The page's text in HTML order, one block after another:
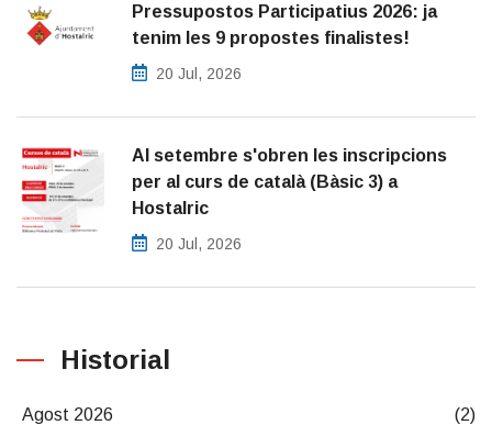
Pressupostos Participatius 2026: ja
tenim les 9 propostes finalistes!
20 Jul, 2026
Al setembre s'obren les inscripcions
per al curs de català (Bàsic 3) a
Hostalric
20 Jul, 2026
Historial
Agost 2026 (2)